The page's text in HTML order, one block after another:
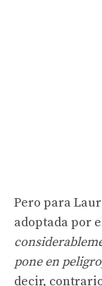
Pero para
adoptada por
pone en
decir,